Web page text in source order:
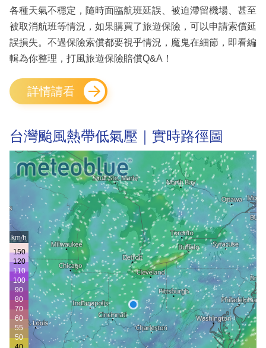
各種天氣不穩定，隨時面臨航班延誤、被迫滯留機場、甚至
被取消航班等情況，如果購買了旅遊保險，可以申請索償延
誤損失。不過保險索償都要視乎情況，魔鬼在細節，即看編
輯為你整理，打風旅遊保險賠償Q&A！
詳情請看
台灣颱風熱帶低氣壓｜實時路徑圖